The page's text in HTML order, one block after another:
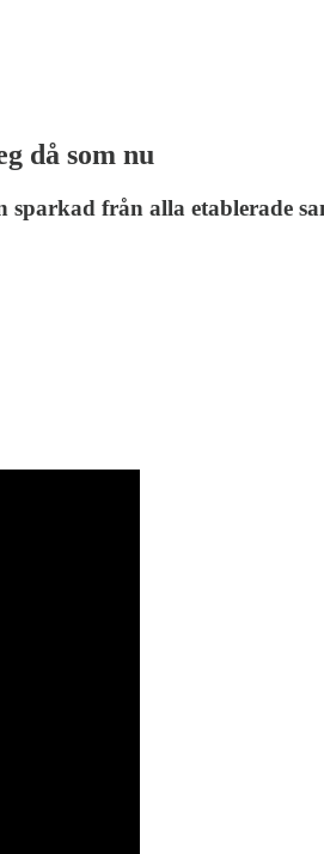
då som nu
från alla etablerade